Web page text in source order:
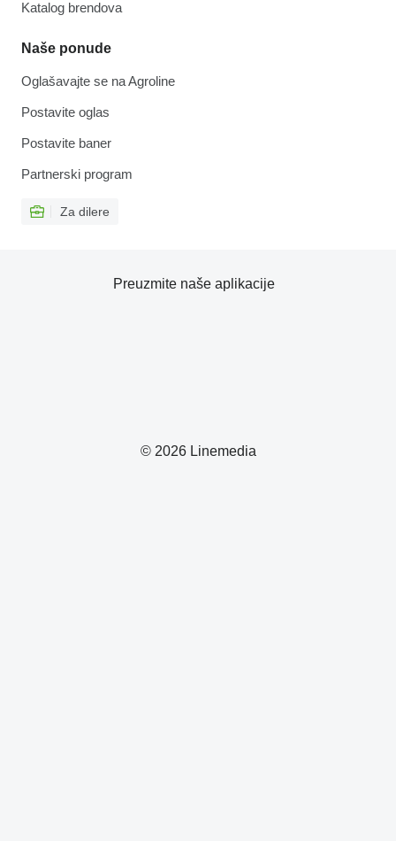
Katalog brendova
Naše ponude
Oglašavajte se na Agroline
Postavite oglas
Postavite baner
Partnerski program
Za dilere
© 2026 Linemedia
Preuzmite naše aplikacije